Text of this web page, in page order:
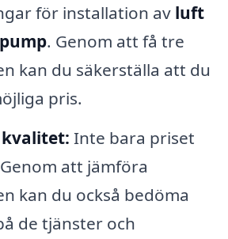
för installation av luft
. Genom att få tre
kan du säkerställa att du
pris.
Inte bara priset
att jämföra
kan du också bedöma
de tjänster och